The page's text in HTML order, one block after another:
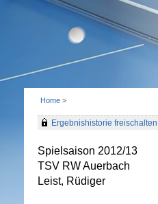
Home >
Ergebnishistorie freischalten
Spielsaison 2012/13
TSV RW Auerbach
Leist, Rüdiger